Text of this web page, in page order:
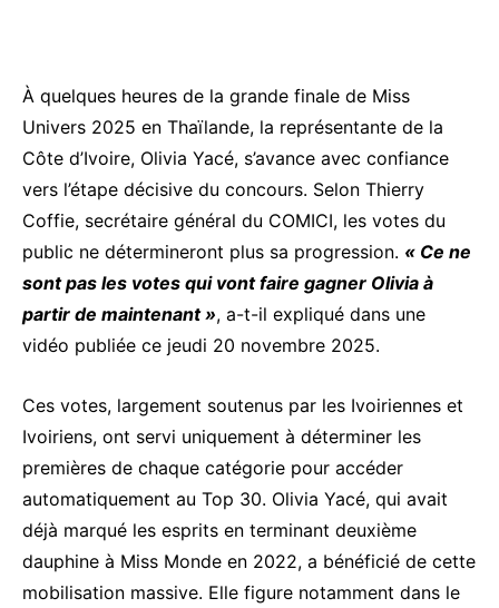
À quelques heures de la grande finale de Miss
Univers 2025 en Thaïlande, la représentante de la
Côte d’Ivoire, Olivia Yacé, s’avance avec confiance
vers l’étape décisive du concours. Selon Thierry
Coffie, secrétaire général du COMICI, les votes du
public ne détermineront plus sa progression. « Ce ne
sont pas les votes qui vont faire gagner Olivia à
partir de maintenant », a-t-il expliqué dans une
vidéo publiée ce jeudi 20 novembre 2025.
Ces votes, largement soutenus par les Ivoiriennes et
Ivoiriens, ont servi uniquement à déterminer les
premières de chaque catégorie pour accéder
automatiquement au Top 30. Olivia Yacé, qui avait
déjà marqué les esprits en terminant deuxième
dauphine à Miss Monde en 2022, a bénéficié de cette
mobilisation massive. Elle figure notamment dans le